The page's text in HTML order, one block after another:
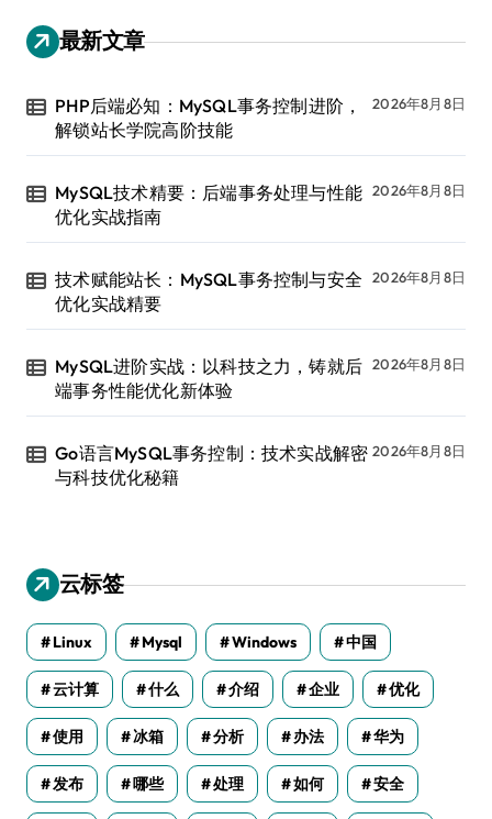
最新文章
PHP后端必知：MySQL事务控制进阶，
解锁站长学院高阶技能
2026年8月8日
MySQL技术精要：后端事务处理与性能
优化实战指南
2026年8月8日
技术赋能站长：MySQL事务控制与安全
优化实战精要
2026年8月8日
MySQL进阶实战：以科技之力，铸就后
端事务性能优化新体验
2026年8月8日
Go语言MySQL事务控制：技术实战解密
与科技优化秘籍
2026年8月8日
云标签
Linux Mysql Windows 中国
云计算 什么 介绍 企业 优化
使用 冰箱 分析 办法 华为
发布 哪些 处理 如何 安全